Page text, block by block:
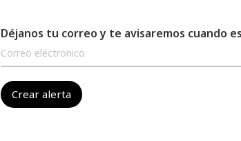
Déjanos tu correo y te avisaremos cuando